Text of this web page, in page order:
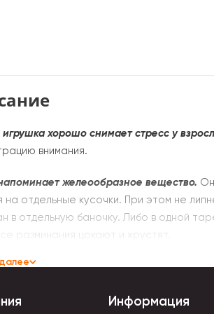
хорошо снимает стресс у
внимания.
желеообразное вещество.
на отдельные кусочки. При этом не
в отдельную баночку. Либо в одной
разминания цокают и хрустят.
пластилин создан на основе
лопаются.
Информация